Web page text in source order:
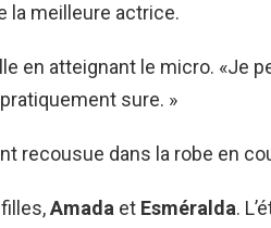
la meilleure actrice.
en atteignant le micro. «Je
pratiquement sure. »
recousue dans la robe en
Amada et Esméralda.